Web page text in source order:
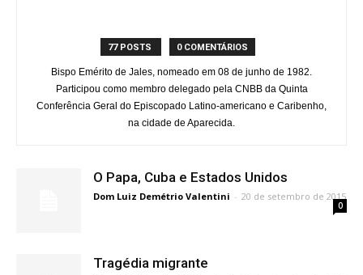
77 POSTS 0 COMENTÁRIOS
Bispo Emérito de Jales, nomeado em 08 de junho de 1982.
Participou como membro delegado pela CNBB da Quinta
Conferência Geral do Episcopado Latino-americano e Caribenho,
na cidade de Aparecida.
O Papa, Cuba e Estados Unidos
Dom Luiz Demétrio Valentini - 20 de setembro de 2015
0
Tragédia migrante